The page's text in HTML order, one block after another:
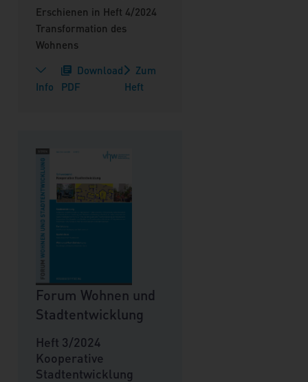
Erschienen in Heft 4/2024
Transformation des
Wohnens
Info
Download
PDF
Zum
Heft
Forum Wohnen und
Stadtentwicklung
Heft 3/2024
Kooperative
Stadtentwicklung